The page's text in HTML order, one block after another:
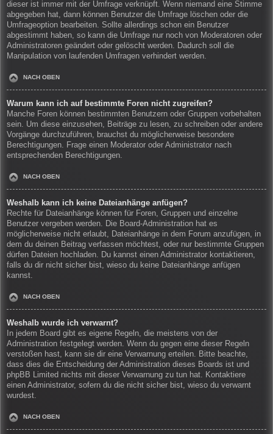
dieser ist immer mit der Umfrage verknüpft. Wenn niemand eine Stimme
abgegeben hat, dann können Benutzer die Umfrage löschen oder die
Umfrageoption bearbeiten. Sollte allerdings schon ein Benutzer
abgestimmt haben, so kann die Umfrage nur noch von Moderatoren oder
Administratoren geändert oder gelöscht werden. Dadurch soll die
Manipulation von laufenden Umfragen verhindert werden.
NACH OBEN
Warum kann ich auf bestimmte Foren nicht zugreifen?
Manche Foren können bestimmten Benutzern oder Gruppen vorbehalten
sein. Um diese einzusehen, Beiträge zu lesen, zu schreiben oder andere
Vorgänge durchzuführen, brauchst du möglicherweise besondere
Berechtigungen. Frage einen Moderator oder Administrator nach
entsprechenden Berechtigungen.
NACH OBEN
Weshalb kann ich keine Dateianhänge anfügen?
Rechte für Dateianhänge können für Foren, Gruppen und einzelne
Benutzer vergeben werden. Die Board-Administration hat es
möglicherweise nicht erlaubt, Dateianhänge in dem Forum anzufügen, in
dem du deinen Beitrag verfassen möchtest, oder nur bestimmte Gruppen
dürfen Dateien hochladen. Du kannst einen Administrator kontaktieren,
falls du dir nicht sicher bist, wieso du keine Dateianhänge anfügen
kannst.
NACH OBEN
Weshalb wurde ich verwarnt?
In jedem Board gibt es eigene Regeln, die meistens von der
Administration festgelegt werden. Wenn du gegen eine dieser Regeln
verstoßen hast, kann sie dir eine Verwarnung erteilen. Bitte beachte,
dass dies die Entscheidung der Administration dieses Boards ist und
phpBB Limited nichts mit dieser Verwarnung zu tun hat. Kontaktiere
einen Administrator, sofern du die nicht sicher bist, wieso du verwarnt
wurdest.
NACH OBEN